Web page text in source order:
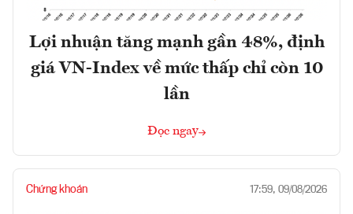
Lợi nhuận tăng mạnh gần 48%, định
giá VN-Index về mức thấp chỉ còn 10
lần
Đọc ngay
Chứng khoán 17:59, 09/08/2026